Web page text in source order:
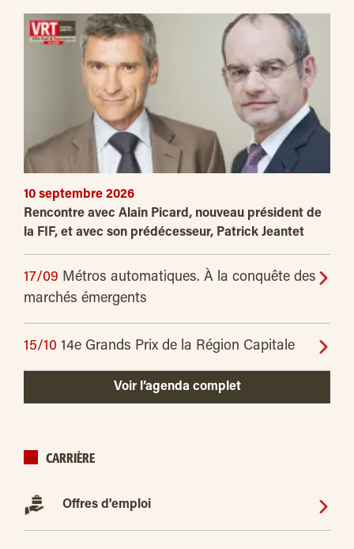
10 septembre 2026
Rencontre avec Alain Picard, nouveau président de
la FIF, et avec son prédécesseur, Patrick Jeantet
17/09 Métros automatiques. À la conquête des
marchés émergents
15/10 14e Grands Prix de la Région Capitale
Voir l’agenda complet
CARRIÈRE
Offres d'emploi